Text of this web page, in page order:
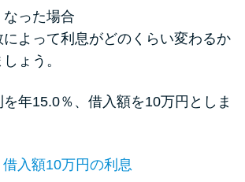
った場合
よって利息がどのくらい変わるか
ょう。
年15.0％、借入額を10万円としま
入額10万円の利息